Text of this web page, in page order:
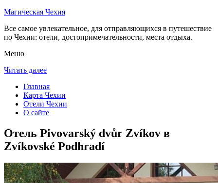
Магическая Чехия
Все самое увлекательное, для отправляющихся в путешествие
по Чехии: отели, достопримечательности, места отдыха.
Меню
Читать далее
Главная
Карта Чехии
Отели Чехии
О сайте
Отель Pivovarský dvůr Zvíkov в
Zvíkovské Podhradí